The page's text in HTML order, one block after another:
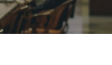
الشئون الأكاديمية
البحث العلمي